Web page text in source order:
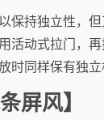
保持独立性，
活动式拉门，
时同样保有独立
屏风】